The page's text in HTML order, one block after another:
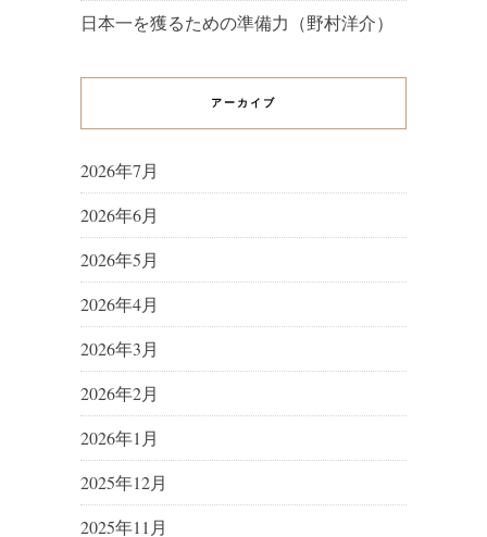
日本一を獲るための準備力（野村洋介）
アーカイブ
2026年7月
2026年6月
2026年5月
2026年4月
2026年3月
2026年2月
2026年1月
2025年12月
2025年11月